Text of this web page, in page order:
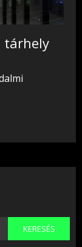
tárhely
KERESÉS